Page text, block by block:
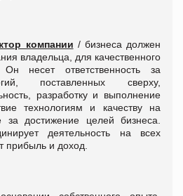
компании / бизнеса должен
владельца, для качественного
несет ответственность за
поставленных сверху,
разработку и выполнение
технологиям и качеству на
за достижение целей бизнеса.
деятельность на всех
прибыль и доход.